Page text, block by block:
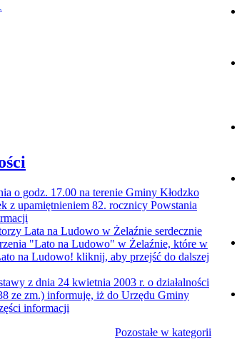
o godz. 17.00 na terenie Gminy Kłodzko
z upamiętnieniem 82. rocznicy Powstania
Lata na Ludowo w Żelaźnie serdecznie
"Lato na Ludowo" w Żelaźnie, które w
na Ludowo! kliknij, aby przejść do dalszej
z dnia 24 kwietnia 2003 r. o działalności
ze zm.) informuję, iż do Urzędu Gminy
informacji
Pozostałe w kategorii